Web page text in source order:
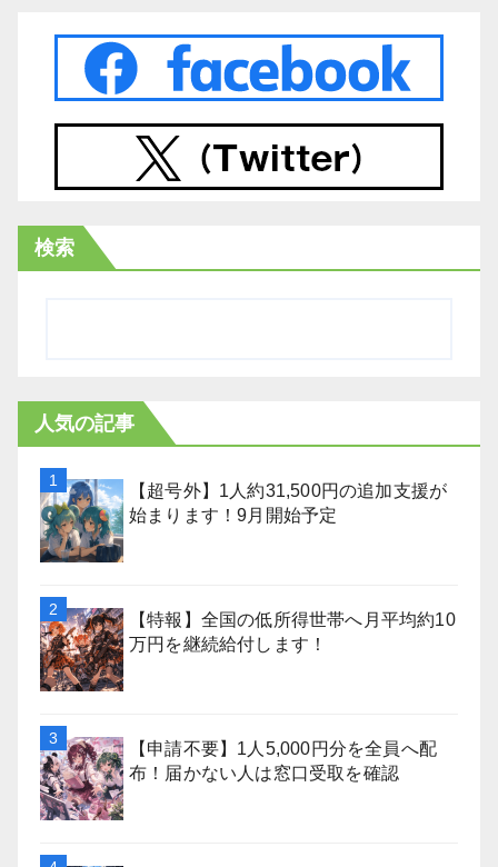
検索
人気の記事
【超号外】1人約31,500円の追加支援が
始まります！9月開始予定
【特報】全国の低所得世帯へ月平均約10
万円を継続給付します！
【申請不要】1人5,000円分を全員へ配
布！届かない人は窓口受取を確認